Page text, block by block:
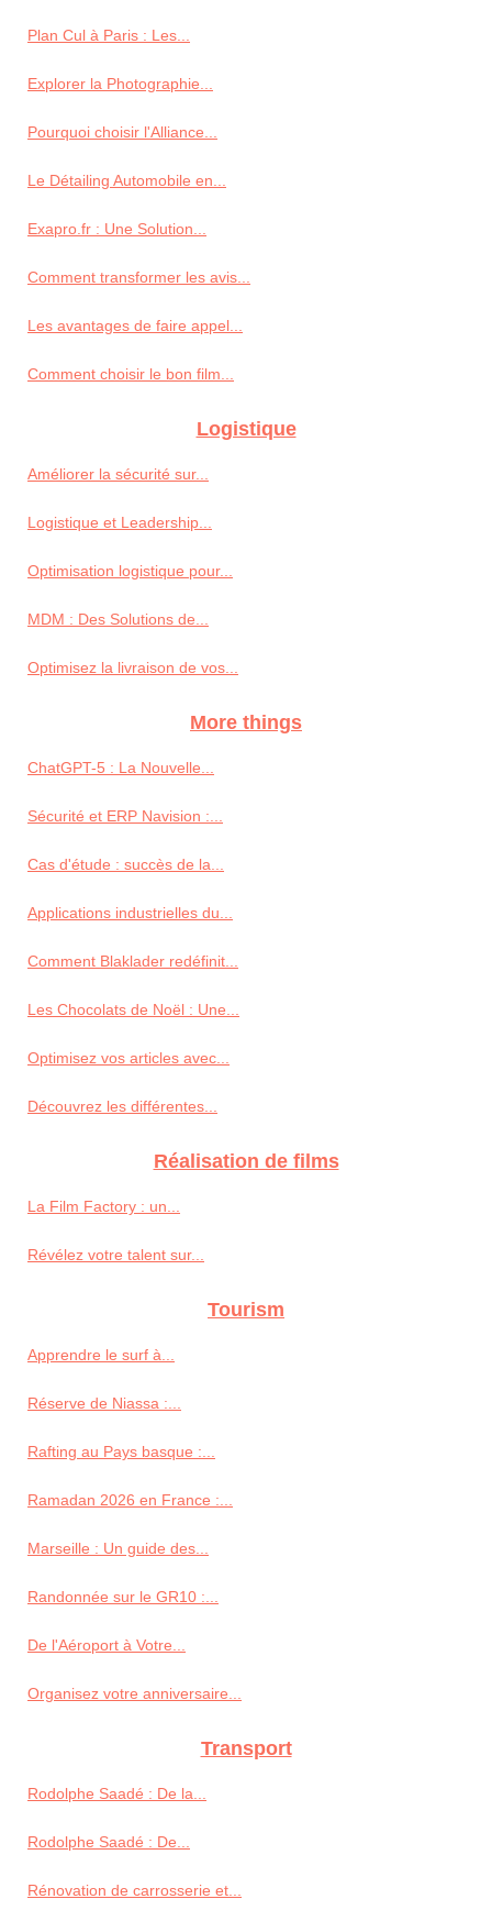
Plan Cul à Paris : Les...
Explorer la Photographie...
Pourquoi choisir l'Alliance...
Le Détailing Automobile en...
Exapro.fr : Une Solution...
Comment transformer les avis...
Les avantages de faire appel...
Comment choisir le bon film...
Logistique
Améliorer la sécurité sur...
Logistique et Leadership...
Optimisation logistique pour...
MDM : Des Solutions de...
Optimisez la livraison de vos...
More things
ChatGPT-5 : La Nouvelle...
Sécurité et ERP Navision :...
Cas d'étude : succès de la...
Applications industrielles du...
Comment Blaklader redéfinit...
Les Chocolats de Noël : Une...
Optimisez vos articles avec...
Découvrez les différentes...
Réalisation de films
La Film Factory : un...
Révélez votre talent sur...
Tourism
Apprendre le surf à...
Réserve de Niassa :...
Rafting au Pays basque :...
Ramadan 2026 en France :...
Marseille : Un guide des...
Randonnée sur le GR10 :...
De l'Aéroport à Votre...
Organisez votre anniversaire...
Transport
Rodolphe Saadé : De la...
Rodolphe Saadé : De...
Rénovation de carrosserie et...